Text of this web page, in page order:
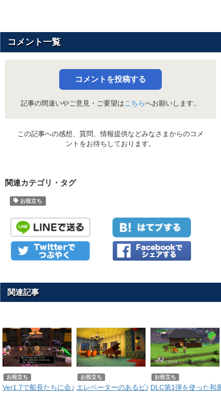
コメント一覧
コメントを投稿する
記事の間違いやご意見・ご要望はこちらへお願いします。
この記事への感想、質問、情報提供などみなさまからのコメ
ントをお待ちしております。
関連カテゴリ・タグ
お役立ち
関連記事
お役立ち
Ver1.7で船長たちに会える！方舟イベントの進め方を解説！
お役立ち
エレベーターのあるビルの作りかた｜DLC第3
お役立ち
DLC第1弾を使った和